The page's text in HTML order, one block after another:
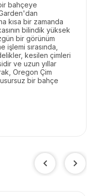
bahçeye
kısa bir zamanda
bilindik yüksek
bir görünüm
sırasında,
kesilen çimleri
ve uzun yıllar
Oregon Çim
bir bahçe